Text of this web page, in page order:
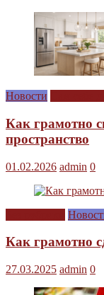
Новости
Как грамотно
пространство
01.02.2026 admin 0
Как грамотно
27.03.2025 admin 0